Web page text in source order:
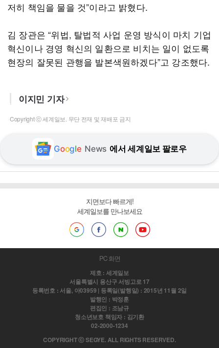
저히 책임을 물을 것”이라고 밝혔다.
김 장관은 “위법, 탈법적 사업 운영 방식이 마치 기업
혁신이나 경영 혁신의 일환으로 비치는 일이 없도록
현장의 잘못된 관행을 발본색원하겠다”고 강조했다.
이지민 기자
Copyright ⓒ 세계일보. 무단 전재 및 재배포 금지
Google News 에서 세계일보 팔로우
지면보다 빠르게!
세계일보를 만나보세요
PC 화면
제호 : 세계일보
서울특별시 용산구 서빙고로 17
등록번호 : 서울, 아03959 | 등록일(발행일) : 2015년 11월 2일
발행인 : 박정훈
편집인 : 조남규
청소년보호 책임자 : 김기환
02-2000-1234
COPYRIGHT ⓒ SEGYE. ALL RIGHTS RESERVED.